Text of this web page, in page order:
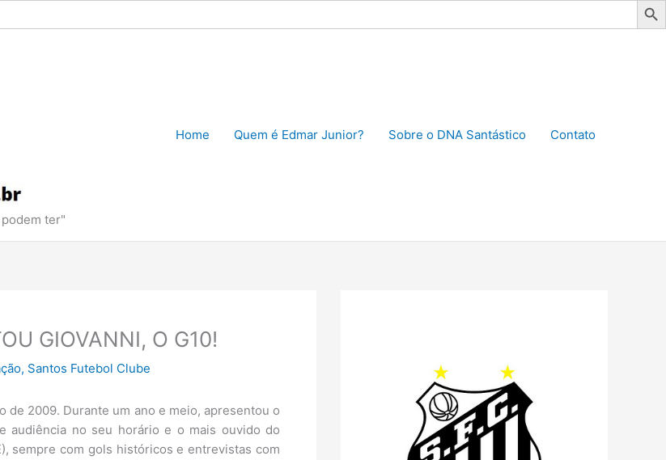
ter"
Home Quem é Edmar Junior? Sobre o DNA Santástico Contato
GIOVANNI, O G10!
, Santos Futebol Clube
de 2009. Durante um ano e meio, apresentou o
audiência no seu horário e o mais ouvido do
sempre com gols históricos e entrevistas com